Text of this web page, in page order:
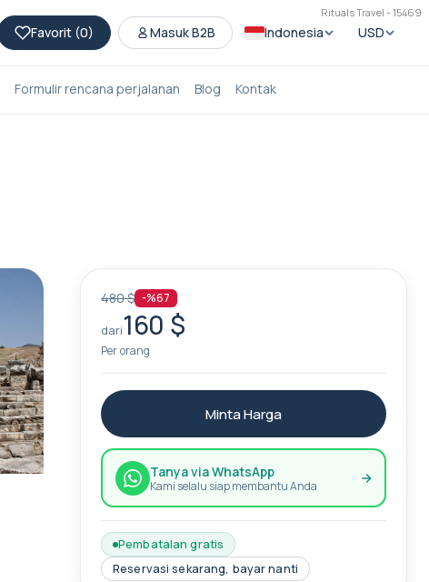
Rituals Travel - 15469
Favorit (0) Masuk B2B Indonesia USD
Formulir rencana perjalanan Blog Kontak
480 $ -%67
dari160 $
Per orang
Minta Harga
Tanya via WhatsApp
Kami selalu siap membantu Anda
Pembatalan gratis
Reservasi sekarang, bayar nanti